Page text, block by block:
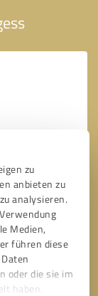
zu
anbieten zu
analysieren.
Medien,
führen diese
oder die sie im
haben.